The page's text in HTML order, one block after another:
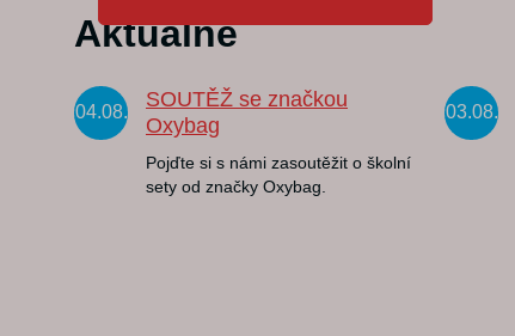
Aktuálně
04.08.
SOUTĚŽ se značkou
Oxybag
Pojďte si s námi zasoutěžit o školní
sety od značky Oxybag.
03.08.